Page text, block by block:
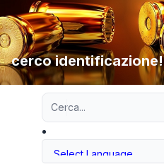
cerco identificazione!